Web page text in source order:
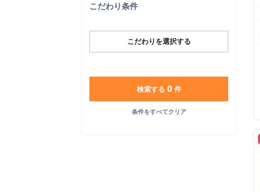
こだわり条件
こだわりを選択する
検索する 0件
条件をすべてクリア